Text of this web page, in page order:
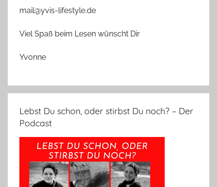
mail@yvis-lifestyle.de
Viel Spaß beim Lesen wünscht Dir
Yvonne
Lebst Du schon, oder stirbst Du noch? – Der
Podcast